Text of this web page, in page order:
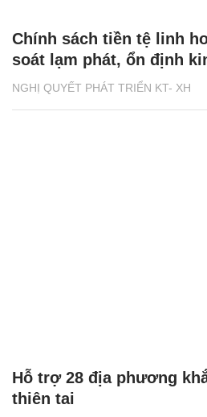
NGHỊ QUYẾT PHÁT TRIỂN KT- XH
Chính sách tiền tệ linh
soát lạm phát, ổn định
Hỗ trợ 28 địa phương
thiên tai